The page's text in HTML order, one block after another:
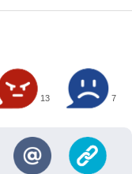
13 7